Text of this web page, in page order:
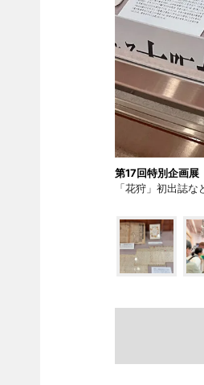
第17回特別企画展
「花狩」初出誌な